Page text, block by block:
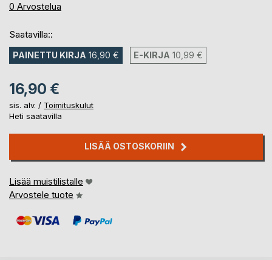
0%
0 Arvostelua
Saatavilla::
PAINETTU KIRJA 16,90 € E-KIRJA 10,99 €
16,90 €
sis. alv. / Toimituskulut
Heti saatavilla
LISÄÄ OSTOSKORIIN
Lisää muistilistalle
Arvostele tuote